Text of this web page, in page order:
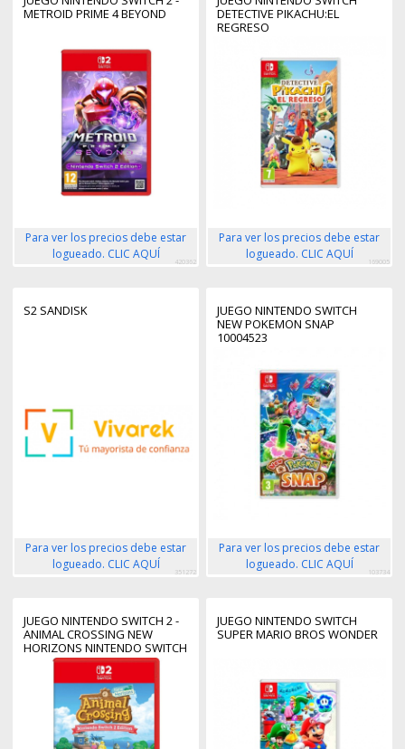
METROID PRIME 4 BEYOND
Para ver los precios debe estar
logueado. CLIC AQUÍ
420362
DETECTIVE PIKACHU:EL
REGRESO
Para ver los precios debe estar
logueado. CLIC AQUÍ
169005
S2 SANDISK
Para ver los precios debe estar
logueado. CLIC AQUÍ
351272
JUEGO NINTENDO SWITCH
NEW POKEMON SNAP
10004523
Para ver los precios debe estar
logueado. CLIC AQUÍ
103734
JUEGO NINTENDO SWITCH 2 -
ANIMAL CROSSING NEW
HORIZONS NINTENDO SWITCH
2 EDITION
JUEGO NINTENDO SWITCH
SUPER MARIO BROS WONDER